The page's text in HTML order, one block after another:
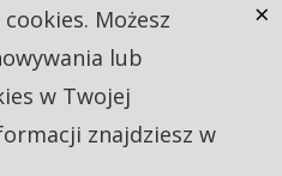
Możesz
lub
w Twojej
znajdziesz w
×